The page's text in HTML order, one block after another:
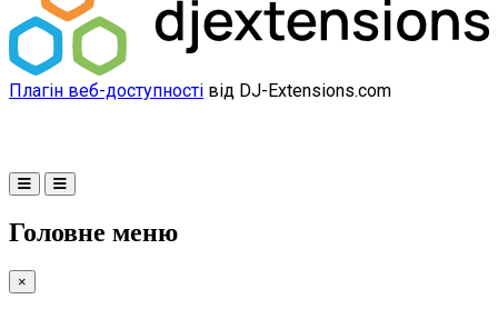
Плагін веб-доступності від DJ-Extensions.com
Головне меню
×